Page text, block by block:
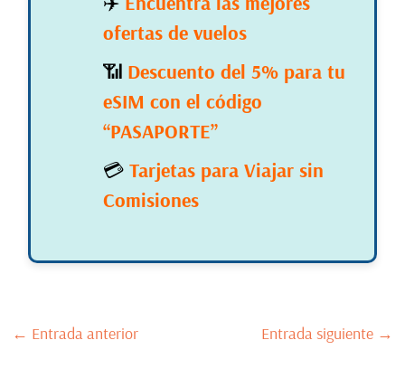
ofertas de vuelos
📶 Descuento del 5% para tu
eSIM con el código
“PASAPORTE”
💳 Tarjetas para Viajar sin
Comisiones
← Entrada anterior Entrada siguiente →